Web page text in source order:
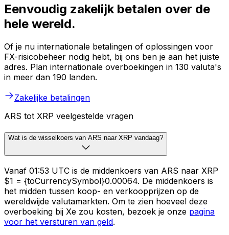
Eenvoudig zakelijk betalen over de
hele wereld.
Of je nu internationale betalingen of oplossingen voor
FX-risicobeheer nodig hebt, bij ons ben je aan het juiste
adres. Plan internationale overboekingen in 130 valuta's
in meer dan 190 landen.
Zakelijke betalingen
ARS tot XRP veelgestelde vragen
Wat is de wisselkoers van ARS naar XRP vandaag?
Vanaf 01:53 UTC is de middenkoers van ARS naar XRP
$1 = {toCurrencySymbol}0.00064. De middenkoers is
het midden tussen koop- en verkoopprijzen op de
wereldwijde valutamarkten. Om te zien hoeveel deze
overboeking bij Xe zou kosten, bezoek je onze pagina
voor het versturen van geld.